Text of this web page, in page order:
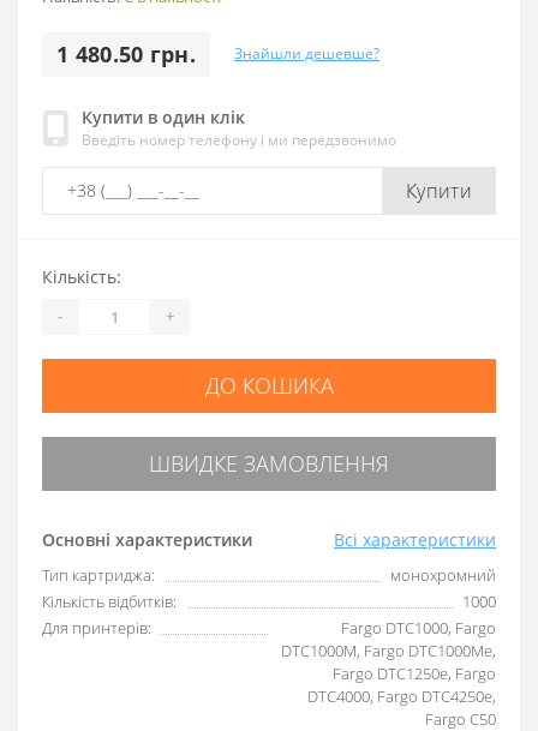
1 480.50 грн. Знайшли дешевше?
Купити в один клік
Введіть номер телефону і ми передзвонимо
Купити
Основні характеристики Всі характеристики
Тип картриджа:
монохромний
Кількість відбитків:
1000
Для принтерів:
Fargo DTC1000, Fargo
DTC1000M, Fargo DTC1000Me,
Fargo DTC1250e, Fargo
DTC4000, Fargo DTC4250e,
Fargo C50
Кількість:
- +
ДО КОШИКА
ШВИДКЕ ЗАМОВЛЕННЯ